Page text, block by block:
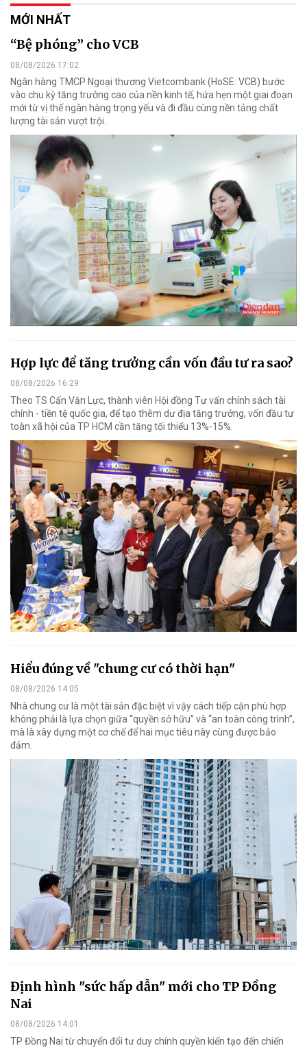
MỚI NHẤT
“Bệ phóng” cho VCB
08/08/2026 17:02
Ngân hàng TMCP Ngoại thương Vietcombank (HoSE: VCB) bước
vào chu kỳ tăng trưởng cao của nền kinh tế, hứa hẹn một giai đoạn
mới từ vị thế ngân hàng trọng yếu và đi đầu cùng nền tảng chất
lượng tài sản vượt trội.
Hợp lực để tăng trưởng cần vốn đầu tư ra sao?
08/08/2026 16:29
Theo TS Cấn Văn Lực, thành viên Hội đồng Tư vấn chính sách tài
chính - tiền tệ quốc gia, để tạo thêm dư địa tăng trưởng, vốn đầu tư
toàn xã hội của TP HCM cần tăng tối thiểu 13%-15%.
Hiểu đúng về "chung cư có thời hạn"
08/08/2026 14:05
Nhà chung cư là một tài sản đặc biệt vì vậy cách tiếp cận phù hợp
không phải là lựa chọn giữa “quyền sở hữu” và “an toàn công trình”,
mà là xây dựng một cơ chế để hai mục tiêu này cùng được bảo
đảm.
Định hình "sức hấp dẫn" mới cho TP Đồng
Nai
08/08/2026 14:01
TP Đồng Nai từ chuyển đổi tư duy chính quyền kiến tạo đến chiến